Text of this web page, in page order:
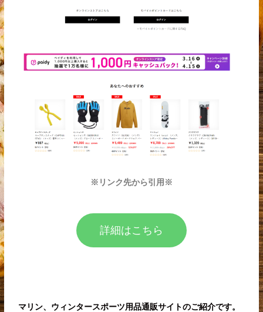
※リンク先から引用※
詳細はこちら
マリン、ウィンタースポーツ用品通販サイトのご紹介です。